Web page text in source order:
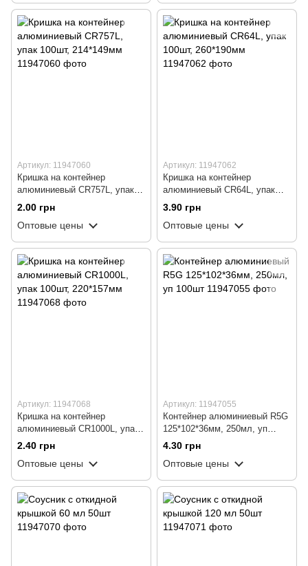
Артикул: 11947060
Кришка на контейнер
алюминиевый СR757L, упак
100шт, 214*149мм
2.00 грн
Оптовые цены
Артикул: 11947062
Кришка на контейнер
алюминиевый СR64L, упак
100шт, 260*190мм
3.90 грн
Оптовые цены
Артикул: 11947068
Кришка на контейнер
алюминиевый СR1000L, упак
100шт, 220*157мм
2.40 грн
Оптовые цены
Артикул: 11947055
Контейнер алюминиевый R5G
125*102*36мм, 250мл, уп
100шт
4.30 грн
Оптовые цены